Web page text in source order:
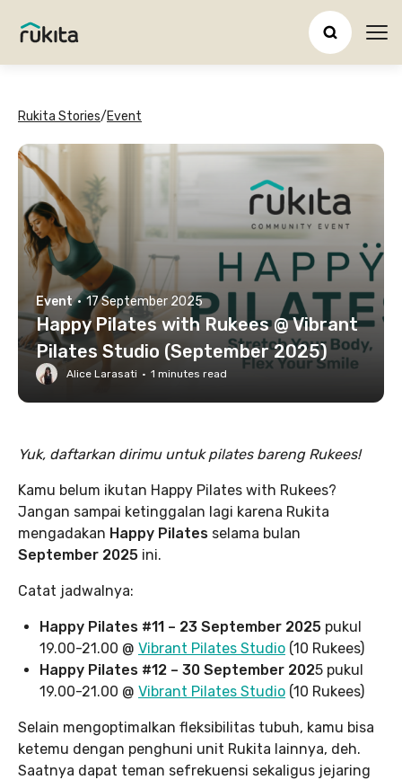
Rukita Stories/Event
Event · 17 September 2025
Happy Pilates with Rukees @ Vibrant
Pilates Studio (September 2025)
Alice Larasati · 1 minutes read
Yuk, daftarkan dirimu untuk pilates bareng Rukees!
Kamu belum ikutan Happy Pilates with Rukees?
Jangan sampai ketinggalan lagi karena Rukita
mengadakan Happy Pilates selama bulan
September 2025 ini.
Catat jadwalnya:
Happy Pilates #11 – 23 September 2025 pukul
19.00-21.00 @ Vibrant Pilates Studio (10 Rukees)
Happy Pilates #12 – 30 September 2025 pukul
19.00-21.00 @ Vibrant Pilates Studio (10 Rukees)
Selain mengoptimalkan fleksibilitas tubuh, kamu bisa
ketemu dengan penghuni unit Rukita lainnya, deh.
Saatnya dapat teman sefrekuensi sekaligus jejaring